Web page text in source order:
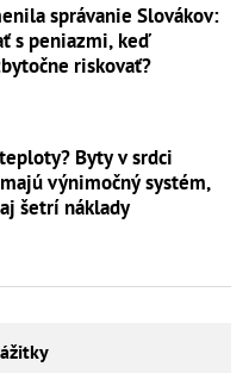
správanie Slovákov:
s peniazmi, keď
riskovať?
Byty v srdci
výnimočný systém,
šetrí náklady